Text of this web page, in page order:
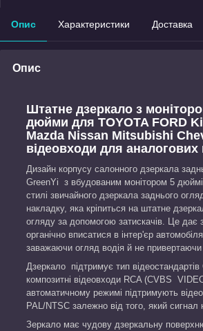
Опис Характеристики Доставка
Опис
Штатне дзеркало з
дюйми для TOYOTA FORD
Mazda Nissan Mitsubishi
відеовходи для аналогових
Дизайн корпусу салонного дзеркала
GreenYi з вбудованим монітором 5
стилі звичайного дзеркала заднього
накладку, яка кріпиться на штатне
огляду за допомогою затискачів. Це дає
органічно вписатися в інтер'єр
заважаючи огляд водія й не привертаючи
Дзеркало підтримує тип
композитні відеовходи RCA (CVBS
автоматичному режимі підтримують
PAL/NTSC залежно від того, який сигнал
Зеркало має чудову дзеркальну